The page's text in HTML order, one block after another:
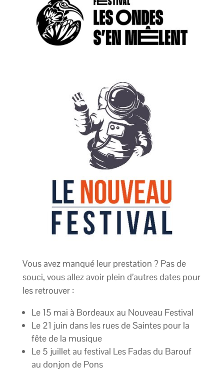
Vous avez manqué leur prestation ? Pas de
souci, vous allez avoir plein d’autres dates pour
les retrouver :
Le 15 mai à Bordeaux au Nouveau Festival
Le 21 juin dans les rues de Saintes pour la
fête de la musique
Le 5 juillet au festival Les Fadas du Barouf
au donjon de Pons